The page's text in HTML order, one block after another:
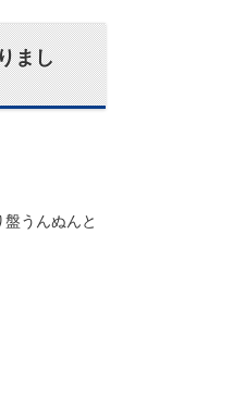
まし
うんぬんと